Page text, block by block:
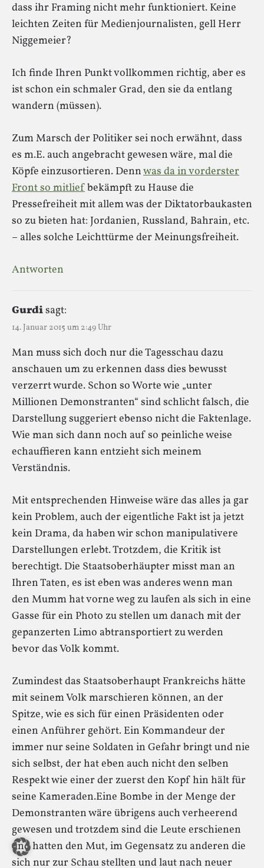
dass ihr Framing nicht mehr funktioniert. Keine
leichten Zeiten für Medienjournalisten, gell Herr
Niggemeier?
Ich finde Ihren Punkt vollkommen richtig, aber es
ist schon ein schmaler Grad, den sie da entlang
wandern (müssen).
Zum Marsch der Politiker sei noch erwähnt, dass
es m.E. auch angebracht gewesen wäre, mal die
Köpfe einzusortieren. Dennwas da in vorderster
Front so mitliefbekämpft zu Hause die
Pressefreiheit mit allem was der Diktatorbaukasten
so zu bieten hat: Jordanien, Russland, Bahrain, etc.
– alles solche Leichttürme der Meinungsfreiheit.
Antworten
Gurdisagt:
14. Januar 2015 um 2:49 Uhr
Man muss sich doch nur die Tagesschau dazu
anschauen um zu erkennen dass dies bewusst
verzerrt wurde. Schon so Worte wie „unter
Millionen Demonstranten“ sind schlicht falsch, die
Darstellung suggeriert ebenso nicht die Faktenlage.
Wie man sich dann noch auf so peinliche weise
echauffieren kann entzieht sich meinem
Verständnis.
Mit entsprechenden Hinweise wäre das alles ja gar
kein Problem, auch der eigentliche Fakt ist ja jetzt
kein Drama, da haben wir schon manipulativere
Darstellungen erlebt. Trotzdem, die Kritik ist
berechtigt. Die Staatsoberhäupter misst man an
Ihren Taten, es ist eben was anderes wenn man
den Mumm hat vorne weg zu laufen als sich in eine
Gasse für ein Photo zu stellen um danach mit der
gepanzerten Limo abtransportiert zu werden
bevor das Volk kommt.
Zumindest das Staatsoberhaupt Frankreichs hätte
mit seinem Volk marschieren können, an der
Spitze, wie es sich für einen Präsidenten oder
einen Anführer gehört. Ein Kommandeur der
immer nur seine Soldaten in Gefahr bringt und nie
sich selbst, der hat eben auch nicht den selben
Respekt wie einer der zuerst den Kopf hin hält für
seine Kameraden.Eine Bombe in der Menge der
Demonstranten wäre übrigens auch verheerend
gewesen und trotzdem sind die Leute erschienen
und hatten den Mut, im Gegensatz zu anderen die
sich nur zur Schau stellten und laut nach neuer